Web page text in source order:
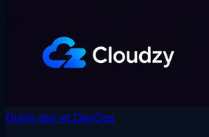
Outils dev et DevOps